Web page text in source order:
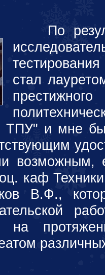
По
стал
ТПУ" и мне
возможным,
каф
В.Ф.,
на